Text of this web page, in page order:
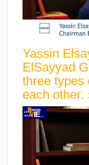
Yassin
ElSayyad
three types
each other.